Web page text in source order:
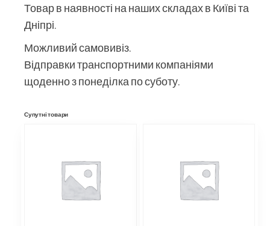
Товар в наявності на наших складах в Київі та
Дніпрі.
Можливий самовивіз.
Відправки транспортними компаніями
щоденно з понеділка по суботу.
Супутні товари